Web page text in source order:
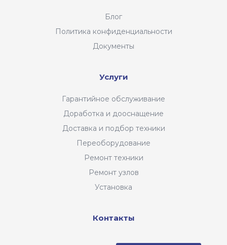
Блог
Политика конфиденциальности
Документы
Услуги
Гарантийное обслуживание
Доработка и дооснащение
Доставка и подбор техники
Переоборудование
Ремонт техники
Ремонт узлов
Установка
Контакты